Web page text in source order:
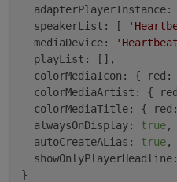
adapterPlayerInstance:
speakerList:
[
mediaDevice:
playList:
[],
colorMediaIcon:
{ red:
colorMediaArtist:
{
colorMediaTitle:
{ red:
alwaysOnDisplay:
true,
autoCreateALias:
true,
showOnlyPlayerHeadline: